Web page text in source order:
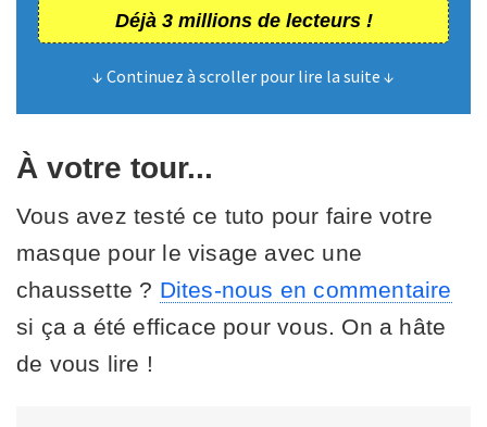
Déjà 3 millions de lecteurs !
↓ Continuez à scroller pour lire la suite ↓
À votre tour...
Vous avez testé ce tuto pour faire votre
masque pour le visage avec une
chaussette ? Dites-nous en commentaire
si ça a été efficace pour vous. On a hâte
de vous lire !